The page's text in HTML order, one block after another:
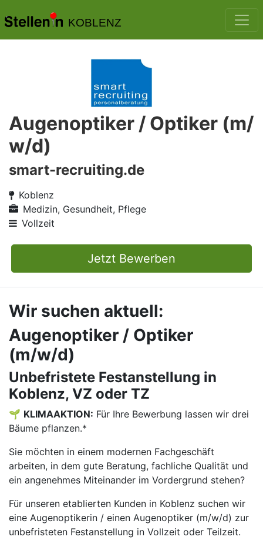
KOBLENZ
Augenoptiker / Optiker (m/
w/d)
smart-recruiting.de
Koblenz
Medizin, Gesundheit, Pflege
Vollzeit
Jetzt Bewerben
Wir suchen aktuell:
Augenoptiker / Optiker
(m/w/d)
Unbefristete Festanstellung in
Koblenz, VZ oder TZ
🌱 KLIMAAKTION: Für Ihre Bewerbung lassen wir drei
Bäume pflanzen.*
Sie möchten in einem modernen Fachgeschäft
arbeiten, in dem gute Beratung, fachliche Qualität und
ein angenehmes Miteinander im Vordergrund stehen?
Für unseren etablierten Kunden in Koblenz suchen wir
eine Augenoptikerin / einen Augenoptiker (m/w/d) zur
unbefristeten Festanstellung in Vollzeit oder Teilzeit.